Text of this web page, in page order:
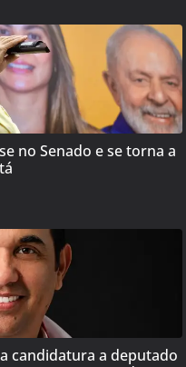
no Senado e se torna a
candidatura a deputado